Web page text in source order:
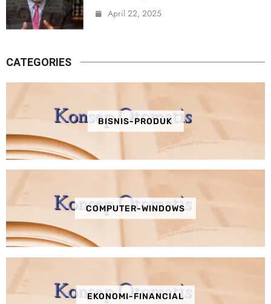
April 22, 2025
CATEGORIES
BISNIS-PRODUK
COMPUTER-WINDOWS
EKONOMI-FINANCIAL